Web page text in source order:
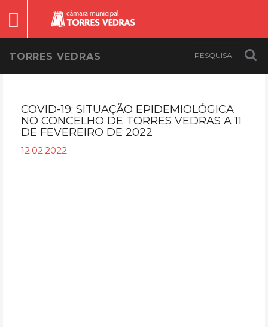
TORRES VEDRAS
COVID-19: SITUAÇÃO EPIDEMIOLÓGICA
NO CONCELHO DE TORRES VEDRAS A 11
DE FEVEREIRO DE 2022
12.02.2022